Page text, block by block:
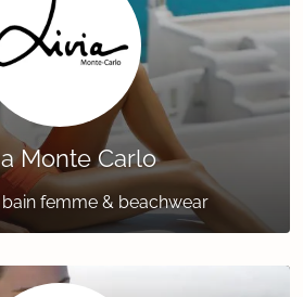
Monte Carlo
femme & beachwear